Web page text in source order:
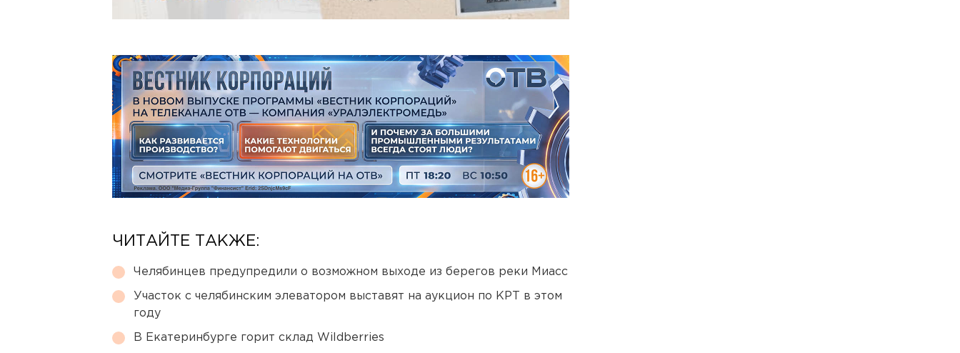
ЧИТАЙТЕ ТАКЖЕ:
Челябинцев предупредили о возможном выходе из берегов реки Миасс
Участок с челябинским элеватором выставят на аукцион по КРТ в этом
году
В Екатеринбурге горит склад Wildberries